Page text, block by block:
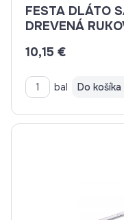
FESTA DLÁTO
DREVENÁ
10,15 €
bal Do košíka